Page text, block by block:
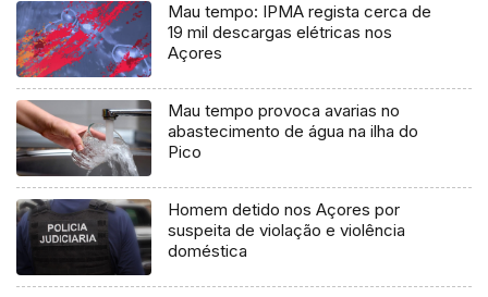
Mau tempo: IPMA regista cerca de
19 mil descargas elétricas nos
Açores
Mau tempo provoca avarias no
abastecimento de água na ilha do
Pico
Homem detido nos Açores por
suspeita de violação e violência
doméstica